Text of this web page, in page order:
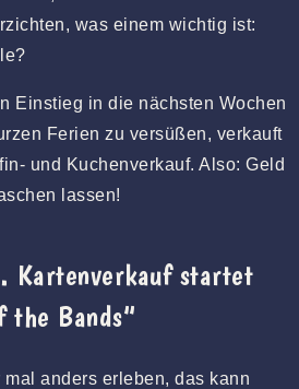
was einem wichtig ist:
Einstieg in die nächsten Wochen
Ferien zu versüßen, verkauft
und Kuchenverkauf. Also: Geld
lassen!
Kartenverkauf startet
Bands“
anders erleben, das kann